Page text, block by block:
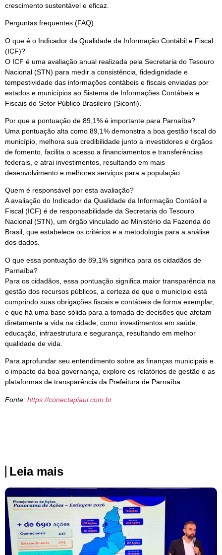
crescimento sustentável e eficaz.
Perguntas frequentes (FAQ)
O que é o Indicador da Qualidade da Informação Contábil e Fiscal
(ICF)?
O ICF é uma avaliação anual realizada pela Secretaria do Tesouro
Nacional (STN) para medir a consistência, fidedignidade e
tempestividade das informações contábeis e fiscais enviadas por
estados e municípios ao Sistema de Informações Contábeis e
Fiscais do Setor Público Brasileiro (Siconfi).
Por que a pontuação de 89,1% é importante para Parnaíba?
Uma pontuação alta como 89,1% demonstra a boa gestão fiscal do
município, melhora sua credibilidade junto a investidores e órgãos
de fomento, facilita o acesso a financiamentos e transferências
federais, e atrai investimentos, resultando em mais
desenvolvimento e melhores serviços para a população.
Quem é responsável por esta avaliação?
A avaliação do Indicador da Qualidade da Informação Contábil e
Fiscal (ICF) é de responsabilidade da Secretaria do Tesouro
Nacional (STN), um órgão vinculado ao Ministério da Fazenda do
Brasil, que estabelece os critérios e a metodologia para a análise
dos dados.
O que essa pontuação de 89,1% significa para os cidadãos de
Parnaíba?
Para os cidadãos, essa pontuação significa maior transparência na
gestão dos recursos públicos, a certeza de que o município está
cumprindo suas obrigações fiscais e contábeis de forma exemplar,
e que há uma base sólida para a tomada de decisões que afetam
diretamente a vida na cidade, como investimentos em saúde,
educação, infraestrutura e segurança, resultando em melhor
qualidade de vida.
Para aprofundar seu entendimento sobre as finanças municipais e
o impacto da boa governança, explore os relatórios de gestão e as
plataformas de transparência da Prefeitura de Parnaíba.
Fonte: https://conectapiaui.com.br
Leia mais